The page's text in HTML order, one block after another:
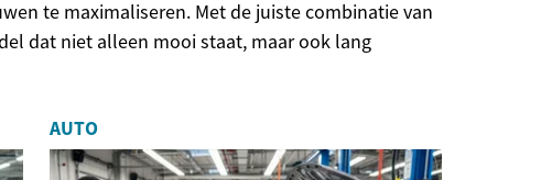
te maximaliseren. Met de juiste combinatie van
dat niet alleen mooi staat, maar ook lang
AUTO